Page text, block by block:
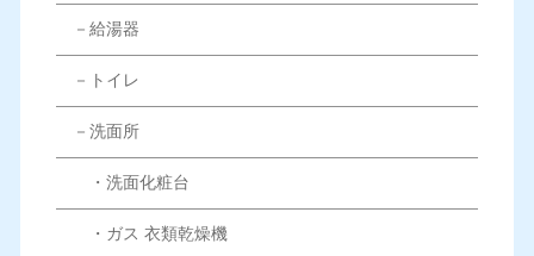
－給湯器
－トイレ
－洗面所
・洗面化粧台
・ガス 衣類乾燥機